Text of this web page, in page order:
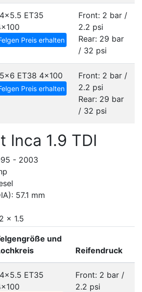
ET35
Preis erhalten
Front: 2 bar /
2.2 psi
Rear: 29 bar
/ 32 psi
ET38 4x100
Preis erhalten
Front: 2 bar /
2.2 psi
Rear: 29 bar
/ 32 psi
Inca 1.9 TDI
- 2003
57.1 mm
x 1.5
und
Reifendruck
ET35
Front: 2 bar /
2.2 psi